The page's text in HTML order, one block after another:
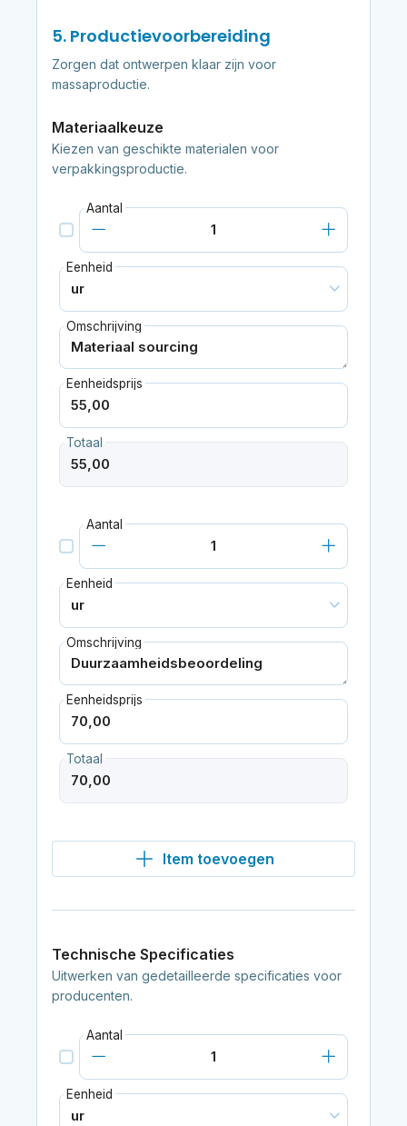
5. Productievoorbereiding
Zorgen dat ontwerpen klaar zijn voor
massaproductie.
Materiaalkeuze
Kiezen van geschikte materialen voor
verpakkingsproductie.
Aantal
Eenheid
Omschrijving
Eenheidsprijs
Totaal
Aantal
Eenheid
Omschrijving
Eenheidsprijs
Totaal
Item toevoegen
Technische Specificaties
Uitwerken van gedetailleerde specificaties voor
producenten.
Aantal
Eenheid